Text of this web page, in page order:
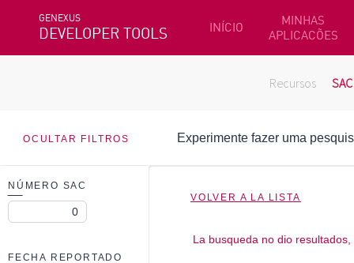
GENEXUS
DEVELOPER TOOLS INÍCIO
MINHAS
APLICACÕES
Recursos SAC